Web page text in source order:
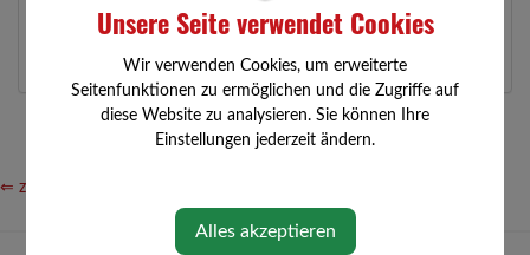
Kindergartenbetreuerin
⇐ zurück
Unsere Seite verwendet Cookies
Wir verwenden Cookies, um erweiterte
Seitenfunktionen zu ermöglichen und die Zugriffe auf
diese Website zu analysieren. Sie können Ihre
Einstellungen jederzeit ändern.
Alles akzeptieren